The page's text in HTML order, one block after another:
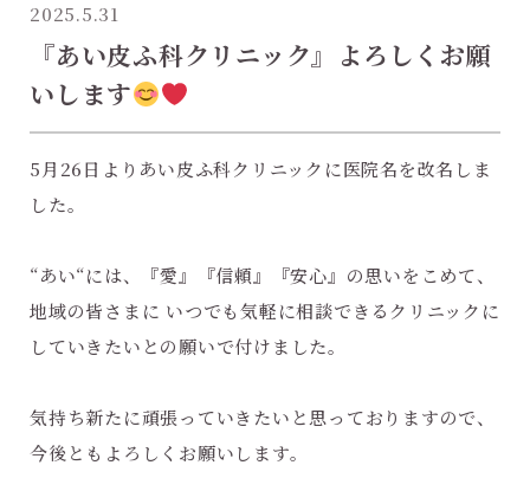
2025.5.31
『あい皮ふ科クリニック』よろしくお願
いします
5月26日よりあい皮ふ科クリニックに医院名を改名しま
した。
“あい“には、『愛』『信頼』『安心』の思いをこめて、
地域の皆さまに いつでも気軽に相談できるクリニックに
していきたいとの願いで付けました。
気持ち新たに頑張っていきたいと思っておりますので、
今後ともよろしくお願いします。